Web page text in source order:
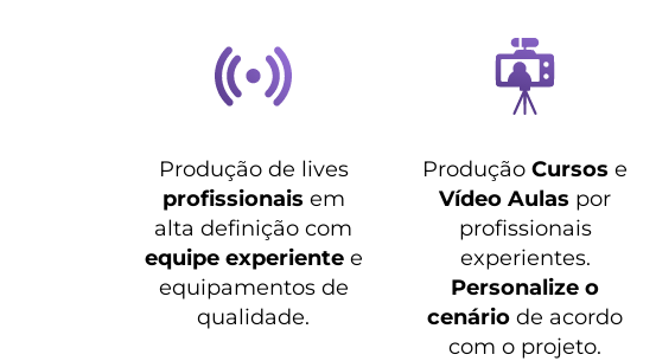
Produção de lives
profissionais em
alta definição com
equipe experientee
equipamentos de
qualidade.
ProduçãoCursos e
Vídeo Aulas por
profissionais
experientes.
Personalize o
cenário de acordo
com o projeto.